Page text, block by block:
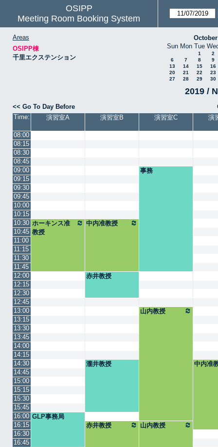
OSIPP
Meeting Room Booking System
Areas
OSIPP棟
千里エクステンション
Sun Mon Tue
1
2
6
7 8
9
13
14 15
16
20
21 22
23
27
28 29 30
2019 /
<< Go To Day Before
Time:
演習室A 演習室B 演習室C 演
08:00
08:15
08:30
08:45
09:00
事務
09:15
09:30
09:45
10:00
10:15
10:30 ホーキンス准
教授
中内准教授
10:45
11:00
11:15
11:30
11:45
12:00
赤井教授
12:15
12:30
12:45
13:00
山内教授
13:15
13:30
13:45
14:00
14:15
14:30
瀧井教授
中内准
14:45
15:00
15:15
15:30
15:45
16:00 GLP事務局
16:15
赤井教授
山内教授
16:30
16:45